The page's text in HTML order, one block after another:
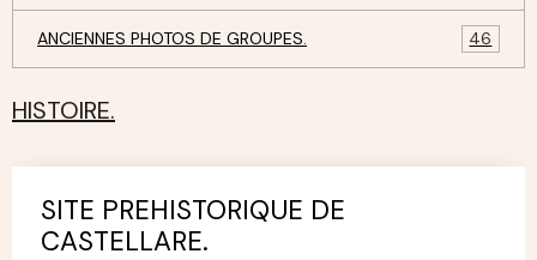
ANCIENNES PHOTOS DE GROUPES. 46
HISTOIRE.
SITE PREHISTORIQUE DE
CASTELLARE.